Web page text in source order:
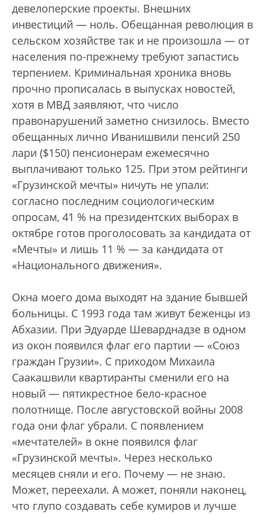
девелоперские проекты. Внешних
инвестиций — ноль. Обещанная революция в
сельском хозяйстве так и не произошла — от
населения по-прежнему требуют запастись
терпением. Криминальная хроника вновь
прочно прописалась в выпусках новостей,
хотя в МВД заявляют, что число
правонарушений заметно снизилось. Вместо
обещанных лично Иванишвили пенсий 250
лари ($150) пенсионерам ежемесячно
выплачивают только 125. При этом рейтинги
«Грузинской мечты» ничуть не упали:
согласно последним социологическим
опросам, 41 % на президентских выборах в
октябре готов проголосовать за кандидата от
«Мечты» и лишь 11 % — за кандидата от
«Национального движения».
Окна моего дома выходят на здание бывшей
больницы. С 1993 года там живут беженцы из
Абхазии. При Эдуарде Шеварднадзе в одном
из окон появился флаг его партии — «Союз
граждан Грузии». С приходом Михаила
Саакашвили квартиранты сменили его на
новый — пятикрестное бело-красное
полотнище. После августовской войны 2008
года они флаг убрали. С появлением
«мечтателей» в окне появился флаг
«Грузинской мечты». Через несколько
месяцев сняли и его. Почему — не знаю.
Может, переехали. А может, поняли наконец,
что глупо создавать себе кумиров и лучше